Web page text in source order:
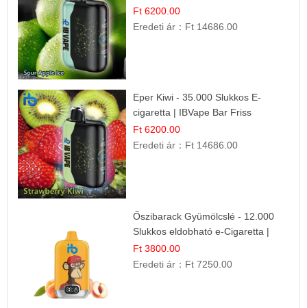
Ft 6200.00
Eredeti ár： Ft 14686.00
Eper Kiwi - 35.000 Slukkos E-
cigaretta | IBVape Bar Friss
Gyümölcs Ízek
Ft 6200.00
Eredeti ár： Ft 14686.00
Őszibarack Gyümölcslé - 12.000
Slukkos eldobható e-Cigaretta |
Friss Gyümölcs Íz
Ft 3800.00
Eredeti ár： Ft 7250.00